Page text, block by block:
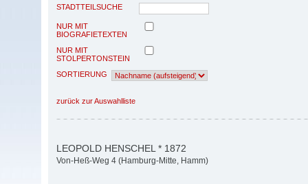
STADTTEILSUCHE
NUR MIT
BIOGRAFIETEXTEN
NUR MIT
STOLPERTONSTEIN
SORTIERUNG
zurück zur Auswahlliste
LEOPOLD HENSCHEL * 1872
Von-Heß-Weg 4 (Hamburg-Mitte, Hamm)